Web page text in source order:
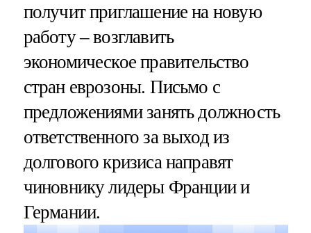
получит приглашение на новую
работу – возглавить
экономическое правительство
стран еврозоны. Письмо с
предложениями занять должность
ответственного за выход из
долгового кризиса направят
чиновнику лидеры Франции и
Германии.